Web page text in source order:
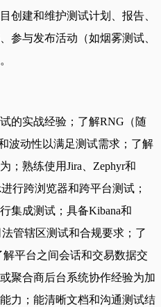
创建和维护测试计划、报告、
参与发布活动（如烟雾测试、
的实战经验；了解RNG（随
波动性以满足测试需求；了解
；熟练使用Jira、Zephyr和
行跨浏览器和跨平台测试；
集成测试；具备Kibana和
管辖区测试和合规要求；了
平台之间会话和交易数据交
聚合商后台系统协作经验为加
力；能清晰文档和沟通测试结